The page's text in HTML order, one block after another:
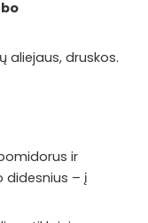
aliejaus, druskos.
ir
didesnius – į